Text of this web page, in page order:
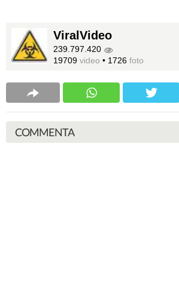
ViralVideo
239.797.420
19709 video • 1726 foto
COMMENTA